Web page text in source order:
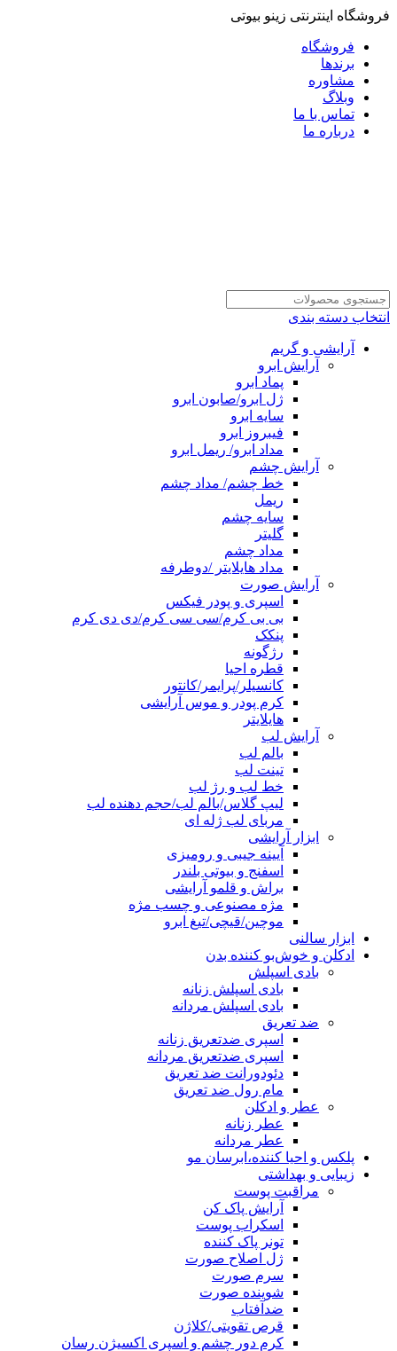
فروشگاه اینترنتی زینو بیوتی
فروشگاه
برندها
مشاوره
وبلاگ
تماس با ما
درباره ما
انتخاب دسته بندی
آرایشی و گریم
آرایش ابرو
پماد ابرو
ژل ابرو/صابون ابرو
سایه ابرو
فیبروز ابرو
مداد ابرو/ ریمل ابرو
آرایش چشم
خط چشم/ مداد چشم
ریمل
سایه چشم
گلیتر
مداد چشم
مداد هایلایتر /دوطرفه
آرایش صورت
اسپری و پودر فیکس
بی بی کرم/سی سی کرم/دی دی کرم
پنکک
رژگونه
قطره احیا
کانسیلر/پرایمر/کانتور
کرم پودر و موس آرایشی
هایلایتر
آرایش لب
بالم لب
تینت لب
خط لب و رژ لب
لیپ گلاس/بالم لب/حجم دهنده لب
مربای لب ژله ای
ابزار آرایشی
آیینه جیبی و رومیزی
اسفنج و بیوتی بلندر
براش و قلمو آرایشی
مژه مصنوعی و چسب مژه
موچین/قیچی/تیغ ابرو
ابزار سالنی
ادکلن و خوش‌بو کننده بدن
بادی اسپلش
بادی اسپلش زنانه
بادی اسپلش مردانه
ضد تعریق
اسپری ضدتعریق زنانه
اسپری ضدتعریق مردانه
دئودورانت ضد تعریق
مام رول ضد تعریق
عطر و ادکلن
عطر زنانه
عطر مردانه
پلکس و احیا کننده،ابرسان مو
زیبایی و بهداشتی
مراقبت پوست
آرایش پاک کن
اسکراب پوست
تونر پاک کننده
ژل اصلاح صورت
سرم صورت
شوینده صورت
ضدآفتاب
قرص تقویتی/کلاژن
کرم دور چشم و اسپری اکسیژن رسان